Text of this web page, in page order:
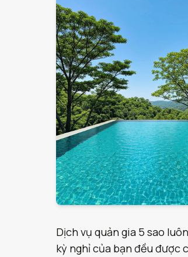
Dịch vụ quản gia 5 sao
kỳ nghỉ của bạn đều được